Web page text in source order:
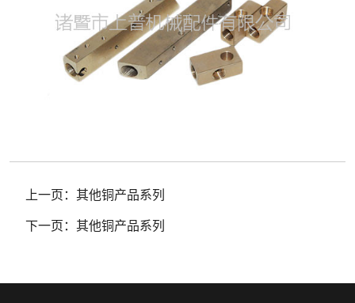
上一页： 其他铜产品系列
下一页： 其他铜产品系列